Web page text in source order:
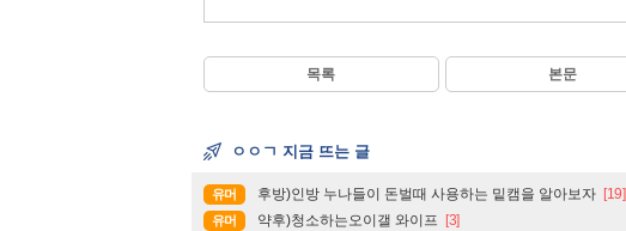
목록 본문
ㅇㅇㄱ 지금 뜨는 글
유머 후방)인방 누나들이 돈벌때 사용하는 밑캠을 알아보자 [19]
유머 약후)청소하는오이갤 와이프 [3]